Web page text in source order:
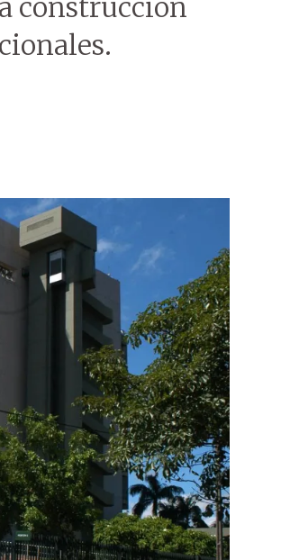
construcción